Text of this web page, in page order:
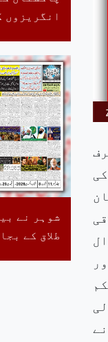
انگریزوں
شوہر نے
طلاق کے